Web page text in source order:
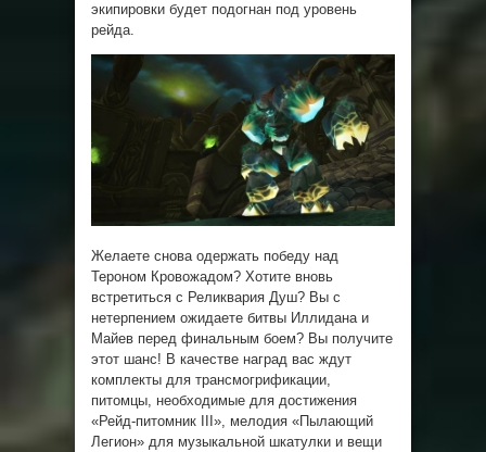
экипировки будет подогнан под уровень
рейда.
Желаете снова одержать победу над
Тероном Кровожадом? Хотите вновь
встретиться с Реликвария Душ? Вы с
нетерпением ожидаете битвы Иллидана и
Майев перед финальным боем? Вы получите
этот шанс! В качестве наград вас ждут
комплекты для трансмогрификации,
питомцы, необходимые для достижения
«Рейд-питомник III», мелодия «Пылающий
Легион» для музыкальной шкатулки и вещи